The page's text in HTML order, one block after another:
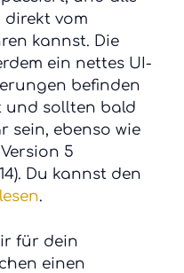
vom
kannst. Die
ein nettes UI-
befinden
und sollten bald
sein, ebenso wie
5
Du kannst den
.
für dein
einen